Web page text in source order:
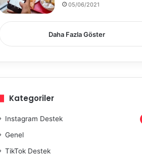
05/06/2021
Daha Fazla Göster
Kategoriler
Instagram Destek
Genel
TikTok Destek